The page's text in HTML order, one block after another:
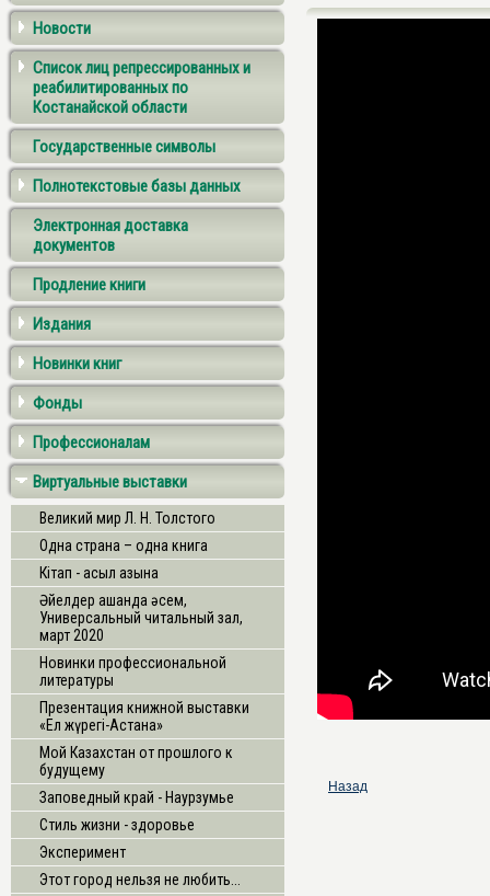
Новости
Список лиц репрессированных и
реабилитированных по
Костанайской области
Государственные символы
Полнотекстовые базы данных
Электронная доставка
документов
Продление книги
Издания
Новинки книг
Фонды
Профессионалам
Виртуальные выставки
Великий мир Л. Н. Толстого
Одна страна – одна книга
Кітап - асыл қазына
Әйелдер қашанда әсем,
Универсальный читальный зал,
март 2020
Новинки профессиональной
литературы
Презентация книжной выставки
«Ел жүрегі-Астана»
Мой Казахстан от прошлого к
будущему
Заповедный край - Наурзумье
Стиль жизни - здоровье
Эксперимент
Этот город нельзя не любить...
Назад